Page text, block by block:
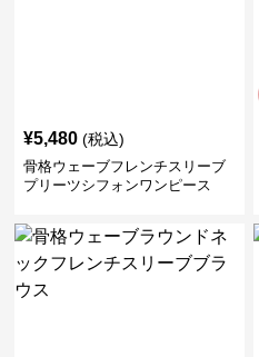
¥5,480 (税込)
骨格ウェーブフレンチスリーブ
プリーツシフォンワンピース